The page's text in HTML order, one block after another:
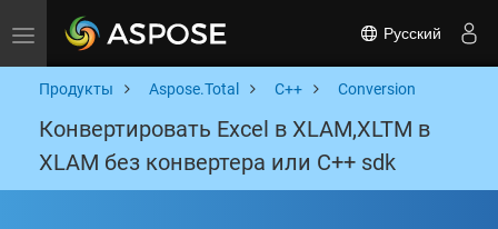
Toggle navigation Русский
Продукты Aspose.Total C++ Conversion
Конвертировать Excel в XLAM,XLTM в
XLAM без конвертера или C++ sdk